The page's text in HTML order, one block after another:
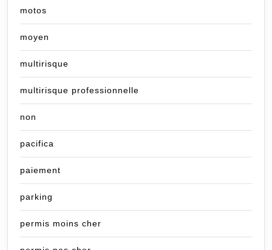
motos
moyen
multirisque
multirisque professionnelle
non
pacifica
paiement
parking
permis moins cher